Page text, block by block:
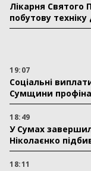
Лікарня
побутову
19:07
Соціальні
Сумщини
18:49
У Сумах
Ніколаєнко
18:11